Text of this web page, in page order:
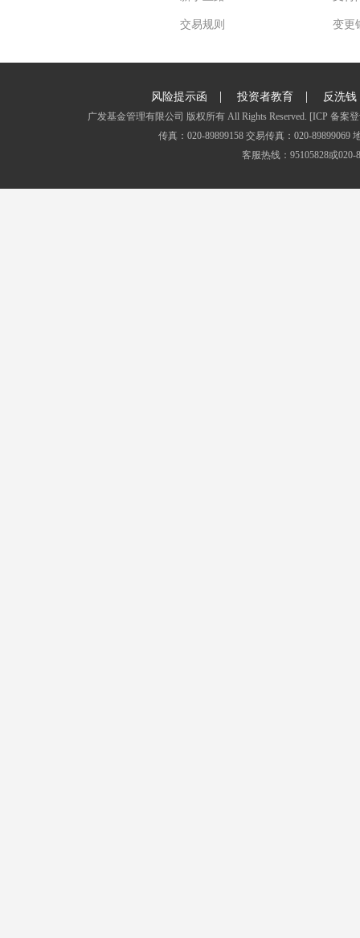
交易规则 变更
风险提示函 | 投资者教育 | 反洗钱
广发基金管理有限公司 版权所有 All Rights Reserved. [ICP 备案
传真：020-89899158 交易传真：020-
客服热线：95105828或020-